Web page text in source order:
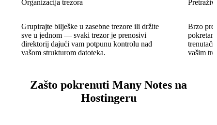
Organizacija trezora
Grupirajte bilješke u zasebne trezore ili držite
sve u jednom — svaki trezor je prenosivi
direktorij dajući vam potpunu kontrolu nad
vašom strukturom datoteka.
Brzo
vašim
Zašto pokrenuti Many Notes na
Hostingeru